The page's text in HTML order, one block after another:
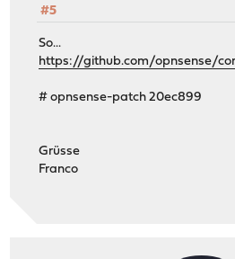
#5
So...
https://github.com/opnsense/
# opnsense-patch 20ec899
Grüsse
Franco